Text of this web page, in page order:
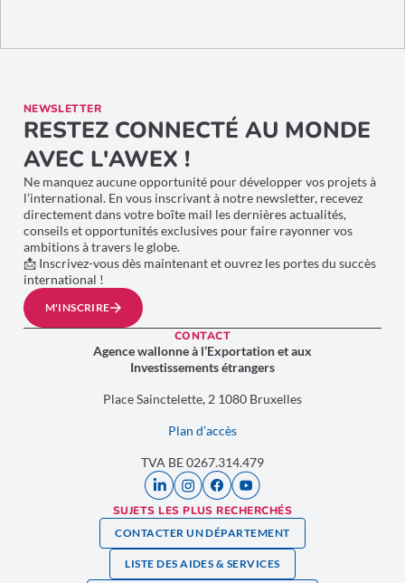
NEWSLETTER
RESTEZ CONNECTÉ AU MONDE
AVEC L'AWEX !
Ne manquez aucune opportunité pour développer vos projets à
l’international. En vous inscrivant à notre newsletter, recevez
directement dans votre boîte mail les dernières actualités,
conseils et opportunités exclusives pour faire rayonner vos
ambitions à travers le globe.
📩 Inscrivez-vous dès maintenant et ouvrez les portes du succès
international !
M'INSCRIRE
CONTACT
Agence wallonne à l’Exportation et aux
Investissements étrangers
Place Sainctelette, 2 1080 Bruxelles
Plan d’accès
TVA BE 0267.314.479
SUJETS LES PLUS RECHERCHÉS
CONTACTER UN DÉPARTEMENT
LISTE DES AIDES & SERVICES